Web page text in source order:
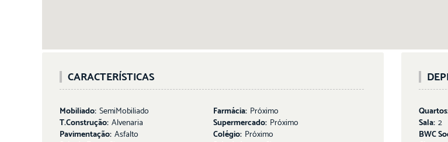
CARACTERÍSTICAS
Mobiliado: SemiMobiliado Farmácia: Próximo
T.Construção: Alvenaria Supermercado: Próximo
Pavimentação: Asfalto Colégio: Próximo
Sala: 2
BWC